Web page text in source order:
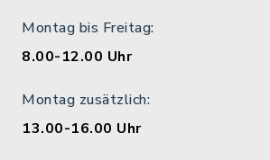
Montag bis Freitag:
8.00-12.00 Uhr
Montag zusätzlich:
13.00-16.00 Uhr